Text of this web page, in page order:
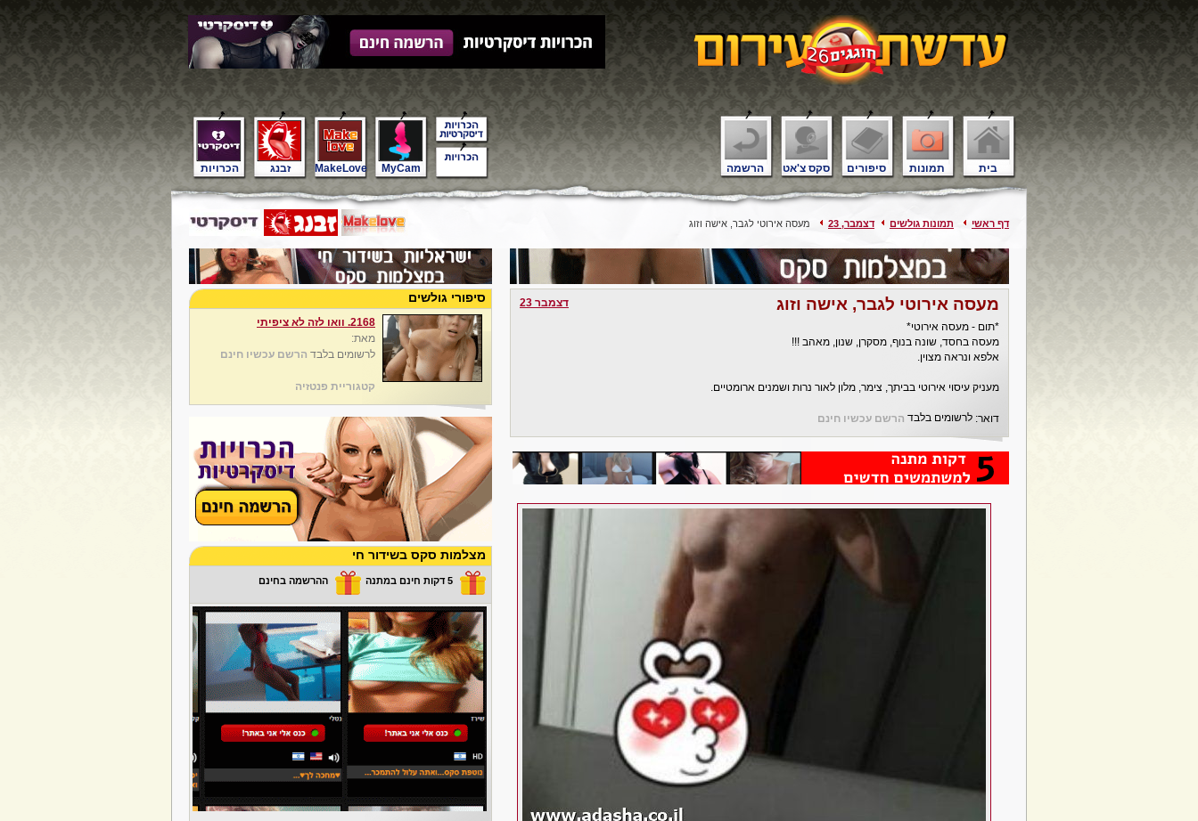
בית תמונות סיפורים סקס צ'אט הרשמה הכרויות זבנג MakeLove MyCam
דף ראשי תמונות גולשים דצמבר, 23 מעסה אירוטי לגבר, אישה וזוג
מעסה אירוטי לגבר, אישה וזוג
דצמבר 23
*תום - מעסה אירוטי*
מעסה בחסד, שונה בנוף, מסקרן, שנון, מאהב !!!
אלפא ונראה מצוין.
מעניק עיסוי אירוטי בביתך, צימר, מלון לאור נרות ושמנים ארומטיים.
דואר: לרשומים בלבד הרשם עכשיו חינם
סיפורי גולשים
2168. וואו לזה לא ציפיתי
מאת:
לרשומים בלבד הרשם עכשיו חינם
קטגוריית פנטזיה
מצלמות סקס בשידור חי
5 דקות חינם במתנה ההרשמה בחינם